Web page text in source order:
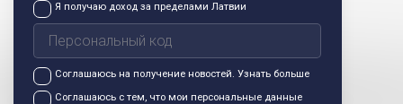
Я получаю доход за пределами Латвии
Соглашаюсь на получение новостей.Узнать больше
Соглашаюсь с тем, что мои персональные данные